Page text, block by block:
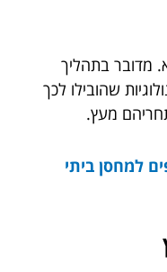
מדובר בתהליך
שהובילו לכך
מעץ.
למחסן ביתי